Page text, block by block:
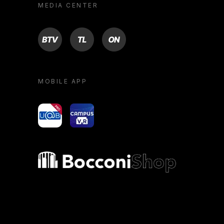
MEDIA CENTER
BTV TL ON
MOBILE APP
yoU@B Campus VR
Bocconi shop